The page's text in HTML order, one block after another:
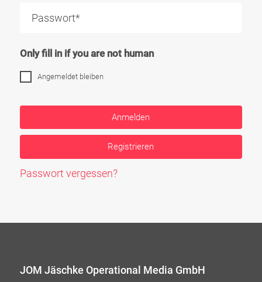
Only fill in if you are not human
Angemeldet bleiben
Registrieren
Passwort vergessen?
JOM Jäschke Operational Media GmbH